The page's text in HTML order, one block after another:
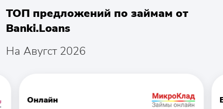
ТОП предложений по займам от
Banki.Loans
На Авугст 2026
Онлайн